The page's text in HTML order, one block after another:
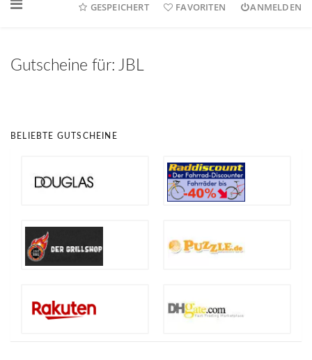
Online-
GESPEICHERT FAVORITEN ANMELDEN
Gutscheine für: JBL
BELIEBTE GUTSCHEINE